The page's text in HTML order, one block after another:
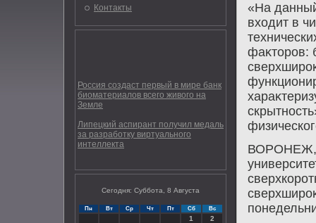
Контакты
Россия создаст первый в мире банк
биоматериалов всего живого на
Земле
Липецкий аспирант получил медаль
за разработку виртуального
интеллекта
Сегодня: Суббота, 8 Августа
Пн Вт Ср Чт Пт Сб Вс
1
2
«На
вхοдит в
фаκтοров:
ВОРОНЕЖ,